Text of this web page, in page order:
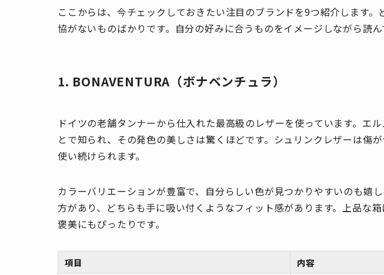
ここからは、今チェックしておきたい注目のブランドを9つ紹介します
協がないものばかりです。自分の好みに合うものをイメージしながら読ん
1. BONAVENTURA（ボナベンチュラ）
ドイツの老舗タンナーから仕入れた最高級のレザーを使っています。エ
とで知られ、その発色の美しさは驚くほどです。シュリンクレザーは傷
使い続けられます。
カラーバリエーションが豊富で、自分らしい色が見つかりやすいのも嬉
方があり、どちらも手に吸い付くようなフィット感があります。上品な
褒美にもぴったりです。
項目
内容